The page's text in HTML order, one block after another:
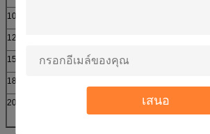
เสนอ
10 มม
12 มม
15มม 4.72
18มม
20มม 160